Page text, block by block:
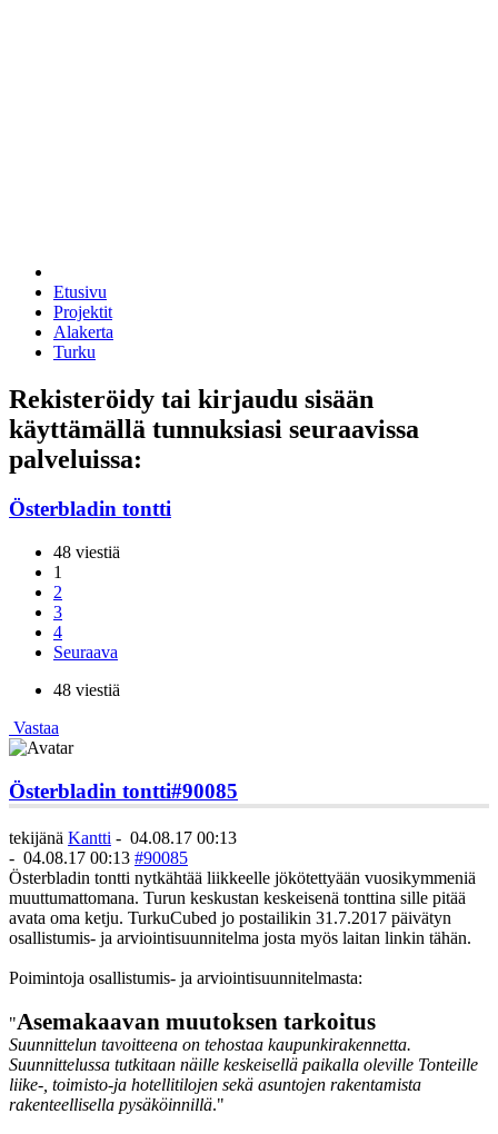
Etusivu
Projektit
Alakerta
Turku
Rekisteröidy tai kirjaudu sisään
käyttämällä tunnuksiasi seuraavissa
palveluissa:
Österbladin tontti
48 viestiä
1
2
3
4
Seuraava
48 viestiä
Vastaa
Österbladin tontti#90085
tekijänä Kantti - 04.08.17 00:13
- 04.08.17 00:13 #90085
Österbladin tontti nytkähtää liikkeelle jökötettyään vuosikymmeniä
muuttumattomana. Turun keskustan keskeisenä tonttina sille pitää
avata oma ketju. TurkuCubed jo postailikin 31.7.2017 päivätyn
osallistumis- ja arviointisuunnitelma josta myös laitan linkin tähän.
Poimintoja osallistumis- ja arviointisuunnitelmasta:
"Asemakaavan muutoksen tarkoitus
Suunnittelun tavoitteena on tehostaa kaupunkirakennetta.
Suunnittelussa tutkitaan näille keskeisellä paikalla oleville Tonteille
liike-, toimisto-ja hotellitilojen sekä asuntojen rakentamista
rakenteellisella pysäköinnillä."